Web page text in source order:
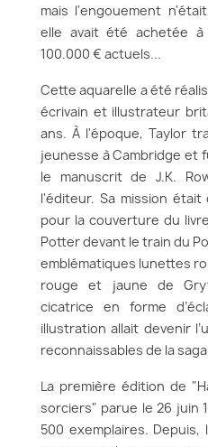
mais l'engouement
elle avait été achetée
100.000 € actuels...
Cette aquarelle a été
écrivain et illustrateur
ans. À l'époque, Taylor
jeunesse à Cambridge et
le manuscrit de J.K.
l'éditeur. Sa mission
pour la couverture du
Potter devant le train du
emblématiques lunettes
rouge et jaune de
cicatrice en forme
illustration allait devenir
reconnaissables de la
La première édition de
sorciers" parue le 26 juin
500 exemplaires.